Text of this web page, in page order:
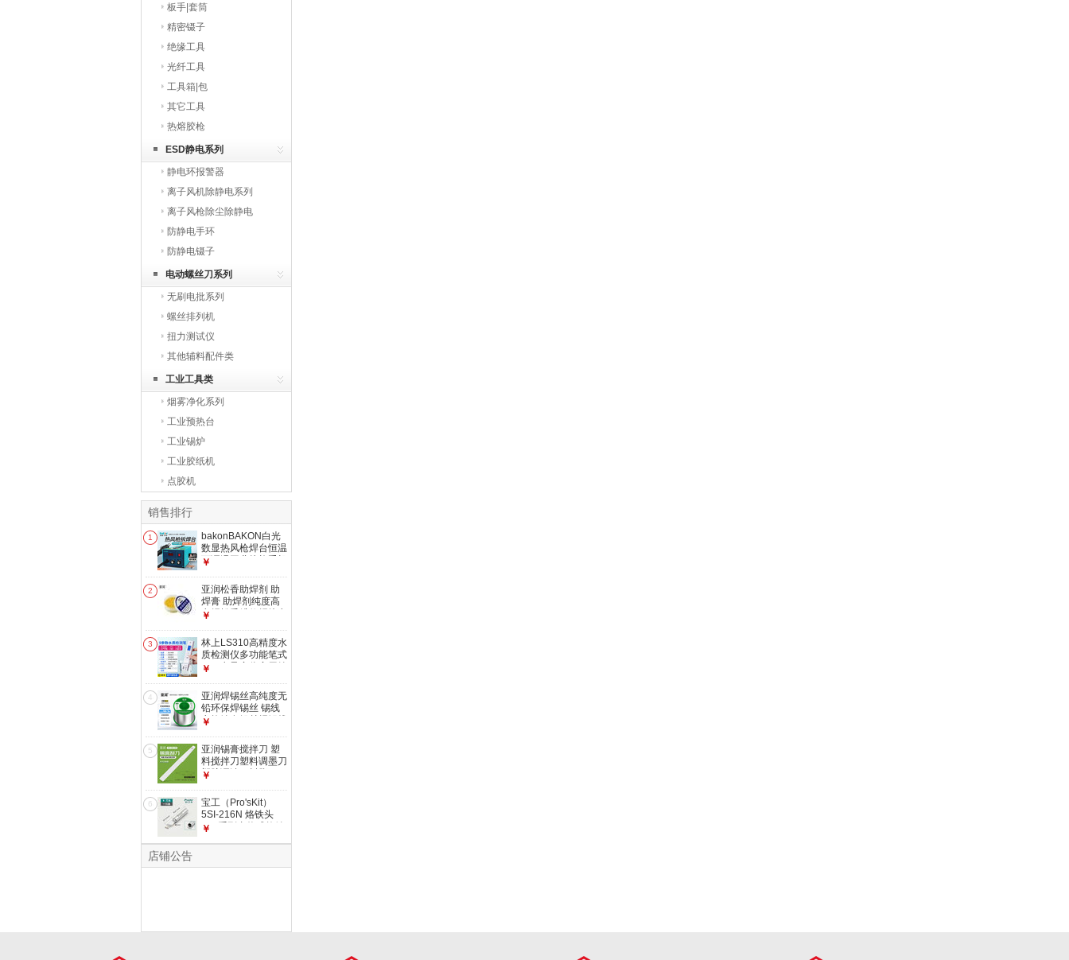
板手|套筒
精密镊子
绝缘工具
光纤工具
工具箱|包
其它工具
热熔胶枪
ESD静电系列
静电环报警器
离子风机除静电系列
离子风枪除尘除静电
防静电手环
防静电镊子
电动螺丝刀系列
无刷电批系列
螺丝排列机
扭力测试仪
其他辅料配件类
工业工具类
烟雾净化系列
工业预热台
工业锡炉
工业胶纸机
点胶机
销售排行
1
bakonBAKON白光
数显热风枪焊台恒温
可调温工业烤枪手机
SBK850D丨550W
丨自动休眠
￥
2
亚润松香助焊剂 助
焊膏 助焊剂纯度高
电焊松香维修焊接电
SX-20 高纯度松香
20g
￥
3
林上LS310高精度水
质检测仪多功能笔式
TDS电导率仪家用纯
LS311【可测九项指
标,国家计量认证】
免费开13%专票
￥
4
亚润焊锡丝高纯度无
铅环保焊锡丝 锡线
电烙铁有铅丝焊锡线
500g(丝径0.8mm)
￥
5
亚润锡膏搅拌刀 塑
料搅拌刀塑料调墨刀
塑胶调油刀树脂
YR-GXD-6B 白色款
￥
6
宝工（Pro'sKit）
5SI-216N 烙铁头
900系列内热式烙铁
￥
店铺公告